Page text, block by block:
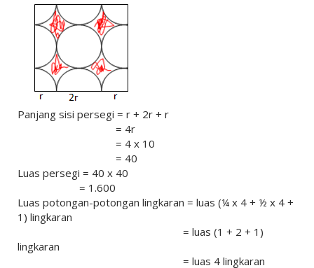
Panjang sisi persegi = r + 2r + r
= 4r
= 4 x 10
= 40
Luas persegi = 40 x 40
= 1.600
Luas potongan-potongan lingkaran = luas (¼ x 4 + ½ x 4 +
1) lingkaran
= luas (1 + 2 + 1)
lingkaran
= luas 4 lingkaran